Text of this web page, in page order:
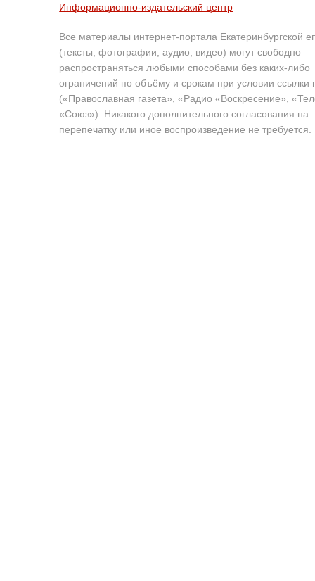
Информационно-издательский центр
Все материалы интернет-портала Екатеринбургской
(тексты, фотографии, аудио, видео) могут свободно
распространяться любыми способами без каких-либо
ограничений по объёму и срокам при условии ссылки
(«Православная газета», «Радио «Воскресение»,
«Союз»). Никакого дополнительного согласования на
перепечатку или иное воспроизведение не требуется.